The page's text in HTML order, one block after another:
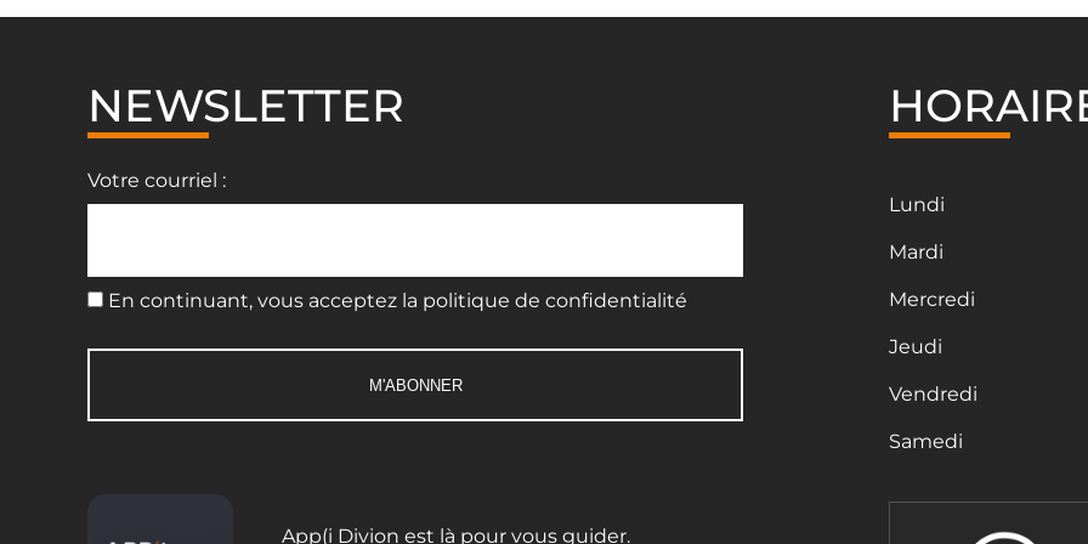
NEWSLETTER
Votre courriel :
En continuant, vous acceptez la politique de confidentialité
App(i Divion est là pour vous guider.
Lundi
Mardi
Mercredi
Jeudi
Vendredi
Samedi